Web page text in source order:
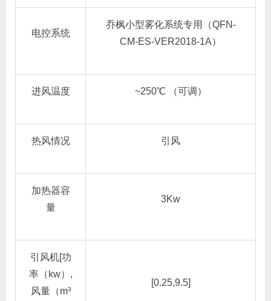
电控系统
乔枫小型雾化系统专用（QFN-
CM-ES-VER2018-1A）
进风温度 ~250℃ （可调）
热风情况 引风
加热器容
量
3Kw
引风机[功
率（kw）,
风量（m³
[0.25,9.5]